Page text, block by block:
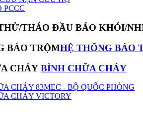
PCCC
HỆ THỐNG BÁO
BÌNH CHỮA CHÁY
CHÁY 83MEC - BỘ QUỐC PHÒNG
CHÁY VICTORY